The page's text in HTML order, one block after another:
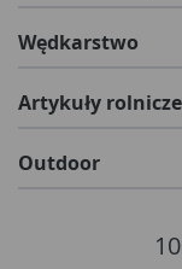
Wędkarstwo
Artykuły rolnicze
Outdoor